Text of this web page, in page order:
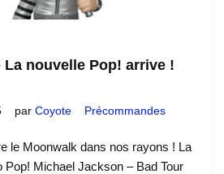
La nouvelle Pop! arrive !
par Coyote Précommandes
le Moonwalk dans nos rayons ! La
Pop! Michael Jackson – Bad Tour